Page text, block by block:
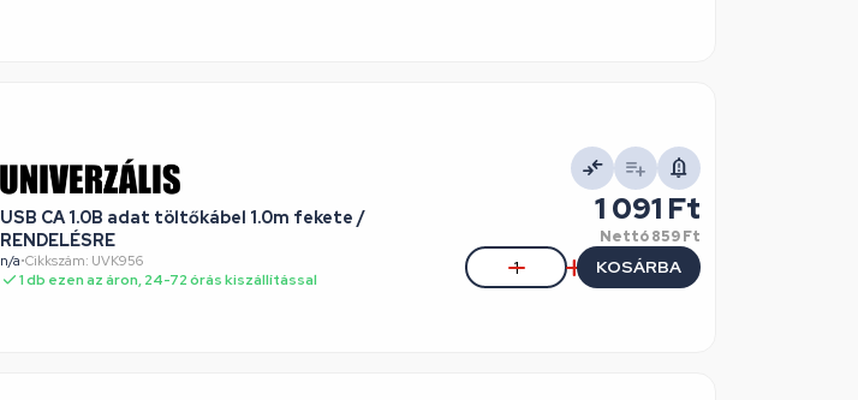
USB CA 1.0B adat töltőkábel 1.0m fekete /
RENDELÉSRE
n/a•Cikkszám: UVK956
1 db ezen az áron, 24-72 órás kiszállítással
1 091 Ft
Nettó859 Ft
KOSÁRBA